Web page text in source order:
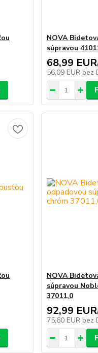
NOVA
súpravou
68,99 EUR
56,09 EUR bez
NOVA
súpravou
37011,0
92,99 EUR
75,60 EUR bez